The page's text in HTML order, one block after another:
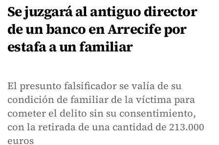
Se juzgará al antiguo director
de un banco en Arrecife por
estafa a un familiar
El presunto falsificador se valía de su
condición de familiar de la víctima para
cometer el delito sin su consentimiento,
con la retirada de una cantidad de 213.000
euros